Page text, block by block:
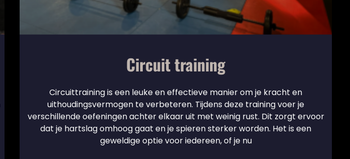
Circuit training
Circuittraining is een leuke en effectieve manier om je kracht en
uithoudingsvermogen te verbeteren. Tijdens deze training voer je
verschillende oefeningen achter elkaar uit met weinig rust. Dit zorgt ervoor
dat je hartslag omhoog gaat en je spieren sterker worden. Het is een
geweldige optie voor iedereen, of je nu